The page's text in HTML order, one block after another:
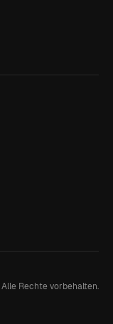
Alle Rechte vorbehalten.